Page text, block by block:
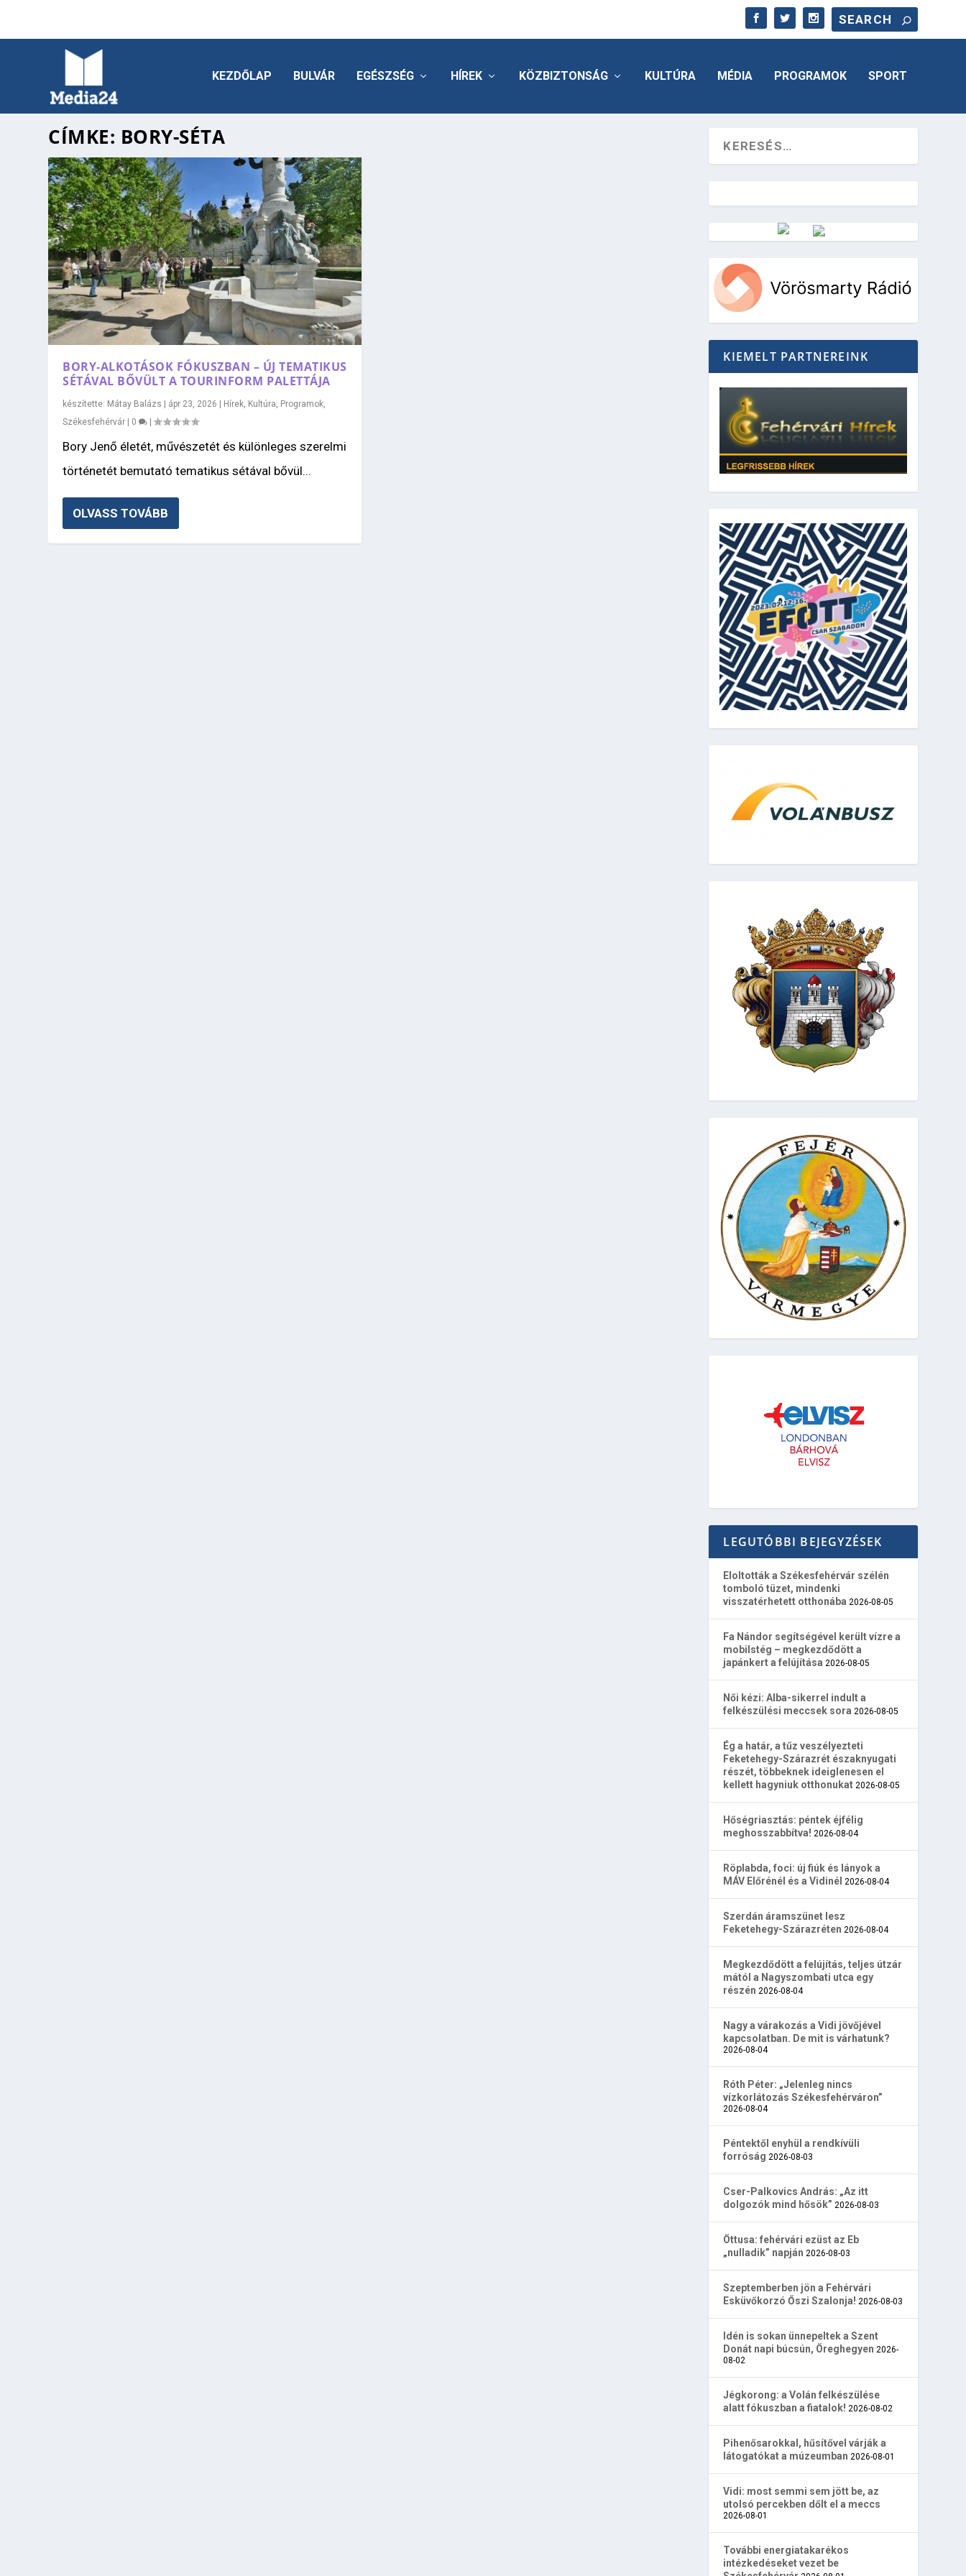
KEZDŐLAP BULVÁR EGÉSZSÉG HÍREK KÖZBIZTONSÁG KULTÚRA MÉDIA PROGRAMOK SPORT
CÍMKE: BORY-SÉTA
BORY-ALKOTÁSOK FÓKUSZBAN – ÚJ TEMATIKUS
SÉTÁVAL BŐVÜLT A TOURINFORM PALETTÁJA
készítette: Mátay Balázs | ápr 23, 2026 | Hírek, Kultúra, Programok,
Székesfehérvár | 0 |
Bory Jenő életét, művészetét és különleges szerelmi
történetét bemutató tematikus sétával bővül...
OLVASS TOVÁBB
Vörösmarty Rádió
KIEMELT PARTNEREINK
LEGUTÓBBI BEJEGYZÉSEK
Eloltották a Székesfehérvár szélén
tomboló tüzet, mindenki
visszatérhetett otthonába 2026-08-05
Fa Nándor segítségével került vízre a
mobilstég – megkezdődött a
japánkert a felújítása 2026-08-05
Női kézi: Alba-sikerrel indult a
felkészülési meccsek sora 2026-08-05
Ég a határ, a tűz veszélyezteti
Feketehegy-Szárazrét északnyugati
részét, többeknek ideiglenesen el
kellett hagyniuk otthonukat 2026-08-05
Hőségriasztás: péntek éjfélig
meghosszabbítva! 2026-08-04
Röplabda, foci: új fiúk és lányok a
MÁV Előrénél és a Vidinél 2026-08-04
Szerdán áramszünet lesz
Feketehegy-Szárazréten 2026-08-04
Megkezdődött a felújítás, teljes útzár
mától a Nagyszombati utca egy
részén 2026-08-04
Nagy a várakozás a Vidi jövőjével
kapcsolatban. De mit is várhatunk?
2026-08-04
Róth Péter: „Jelenleg nincs
vízkorlátozás Székesfehérváron”
2026-08-04
Péntektől enyhül a rendkívüli
forróság 2026-08-03
Cser-Palkovics András: „Az itt
dolgozók mind hősök” 2026-08-03
Öttusa: fehérvári ezüst az Eb
„nulladik” napján 2026-08-03
Szeptemberben jön a Fehérvári
Esküvőkorzó Őszi Szalonja! 2026-08-03
Idén is sokan ünnepeltek a Szent
Donát napi búcsún, Öreghegyen 2026-
08-02
Jégkorong: a Volán felkészülése
alatt fókuszban a fiatalok! 2026-08-02
Pihenősarokkal, hűsítővel várják a
látogatókat a múzeumban 2026-08-01
Vidi: most semmi sem jött be, az
utolsó percekben dőlt el a meccs
2026-08-01
További energiatakarékos
intézkedéseket vezet be